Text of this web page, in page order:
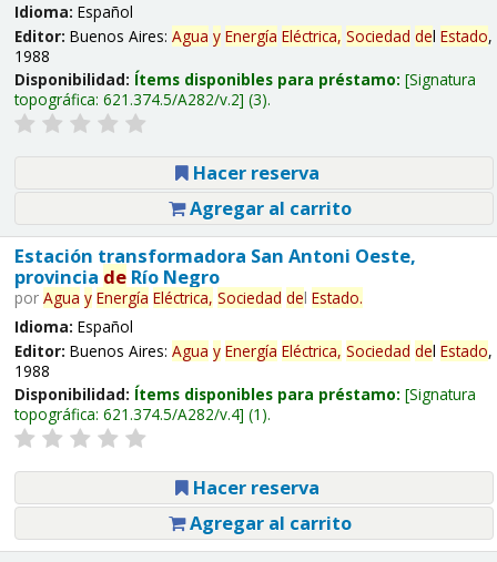
Idioma: Español
Editor: Buenos Aires: Agua y Energía Eléctrica, Sociedad del Estado,
1988
Disponibilidad: Ítems disponibles para préstamo: Signatura
topográfica: 621.374.5/A282/v.2 (3).
Hacer reserva
Agregar al carrito
Estación transformadora San Antoni Oeste,
provincia deRío Negro
por Agua y Energía Eléctrica, Sociedad del Estado.
Idioma: Español
Editor: Buenos Aires: Agua y Energía Eléctrica, Sociedad del Estado,
1988
Disponibilidad: Ítems disponibles para préstamo: Signatura
topográfica: 621.374.5/A282/v.4 (1).
Hacer reserva
Agregar al carrito